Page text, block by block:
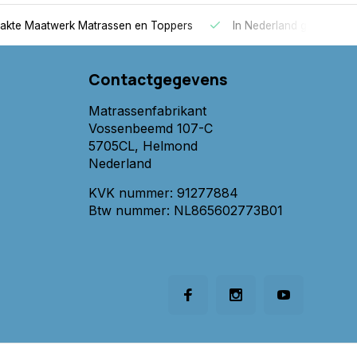
Maatwerk Matrassen en Toppers In Nederland gemaakt
Contactgegevens
Matrassenfabrikant
Vossenbeemd 107-C
5705CL, Helmond
Nederland
KVK nummer: 91277884
Btw nummer: NL865602773B01